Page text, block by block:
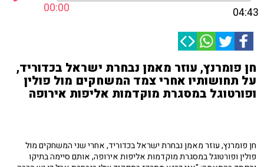
00:00 04:43
חן פומרנץ, עוזר מאמן נבחרת ישראל בכדוריד,
על תחושותיו אחרי צמד המשחקים מול פולין
ופורטוגל במסגרת מוקדמות אליפות אירופה
חן פומרנץ, עוזר מאמן נבחרת ישראל בכדוריד, אחרי שני המשחקים מול
פולין ופורטוגל במסגרת מוקדמות אליפות אירופה, אותם סיימה בתיקו